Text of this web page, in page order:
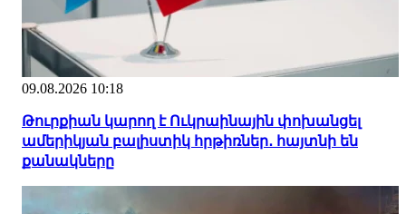
09.08.2026 10:18
Թուրքիան կարող է Ուկրաինային փոխանցել
ամերիկյան բալիստիկ հրթիռներ․ հայտնի են
քանակները